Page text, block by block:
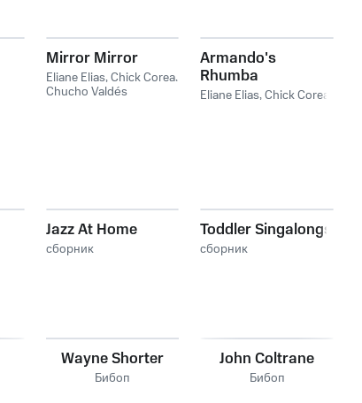
Mirror Mirror
Eliane Elias,Chick Corea,
Chucho Valdés
Armando's
Rhumba
Eliane Elias,Chick Corea
Jazz At Home
сборник
Toddler Singalongs
сборник
Wayne Shorter
Бибоп
John Coltrane
Бибоп